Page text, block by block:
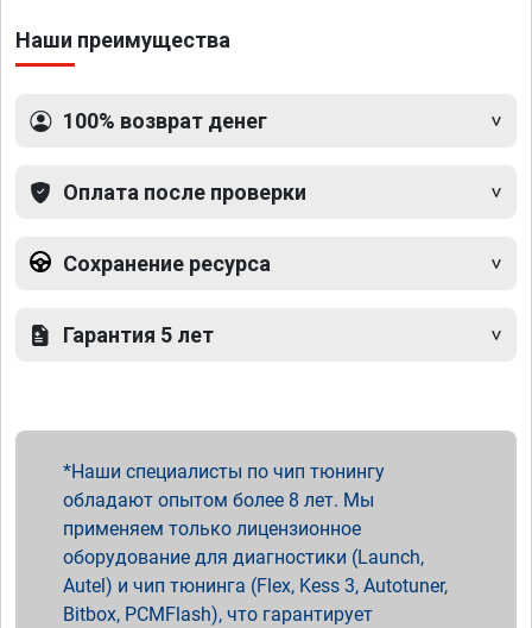
Наши преимущества
100% возврат денег
Оплата после проверки
Сохранение ресурса
Гарантия 5 лет
Наши специалисты по чип тюнингу
обладают опытом более 8 лет. Мы
применяем только лицензионное
оборудование для диагностики (Launch,
Autel) и чип тюнинга (Flex, Kess 3, Autotuner,
Bitbox, PCMFlash), что гарантирует